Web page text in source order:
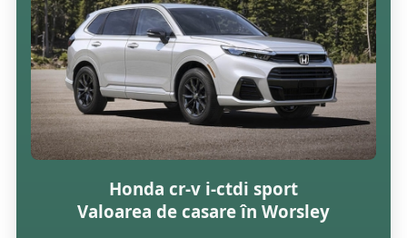
Honda cr-v i-ctdi sport
Valoarea de casare în Worsley